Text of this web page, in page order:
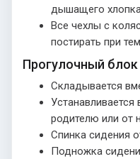
дышащего
Все чехлы с
постирать при
Прогулочный блок
Складывается
родителю или от
Спинка сидения
Подножка